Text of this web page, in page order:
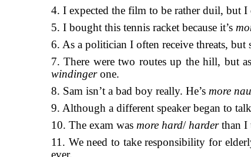
4. I expected the film to be rather duil, but I
5. I bought this tennis racket because it’s
6. As a politician I often receive threats, but
7. There were two routes up the hill, but
windingerone.
8. Sam isn’t a bad boy really. He’s more
9. Although a different speaker began to
10. The exam was more hard/ harderthan I
11. We need to take responsibility for
ever.